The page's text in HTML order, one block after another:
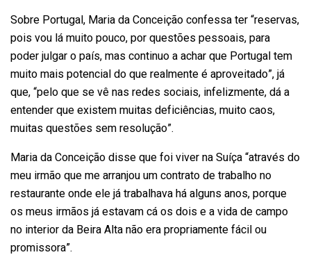
Sobre Portugal, Maria da Conceição confessa ter “reservas,
pois vou lá muito pouco, por questões pessoais, para
poder julgar o país, mas continuo a achar que Portugal tem
muito mais potencial do que realmente é aproveitado”, já
que, “pelo que se vê nas redes sociais, infelizmente, dá a
entender que existem muitas deficiências, muito caos,
muitas questões sem resolução”.
Maria da Conceição disse que foi viver na Suíça “através do
meu irmão que me arranjou um contrato de trabalho no
restaurante onde ele já trabalhava há alguns anos, porque
os meus irmãos já estavam cá os dois e a vida de campo
no interior da Beira Alta não era propriamente fácil ou
promissora”.